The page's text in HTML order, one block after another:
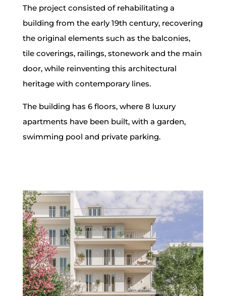
The project consisted of rehabilitating a
building from the early 19th century, recovering
the original elements such as the balconies,
tile coverings, railings, stonework and the main
door, while reinventing this architectural
heritage with contemporary lines.
The building has 6 floors, where 8 luxury
apartments have been built, with a garden,
swimming pool and private parking.